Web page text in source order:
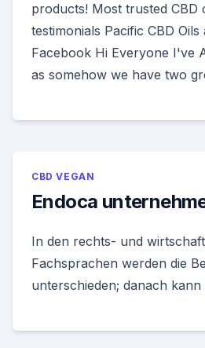
products! Most trusted CBD
testimonials Pacific CBD Oils
Facebook Hi Everyone I've
as somehow we have two
CBD VEGAN
Endoca
In den rechts- und
Fachsprachen werden die
unterschieden; danach kann